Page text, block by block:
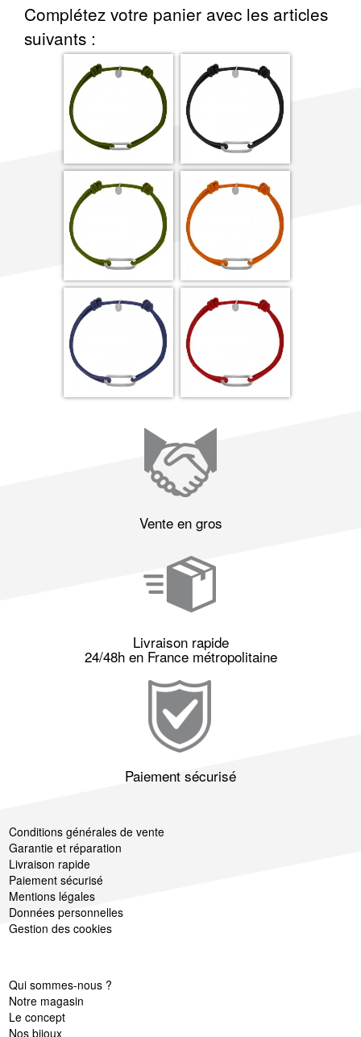
Complétez votre panier avec les articles
suivants :
Vente en gros
Livraison rapide
24/48h en France métropolitaine
Paiement sécurisé
Conditions générales de vente
Garantie et réparation
Livraison rapide
Paiement sécurisé
Mentions légales
Données personnelles
Gestion des cookies
Qui sommes-nous ?
Notre magasin
Le concept
Nos bijoux